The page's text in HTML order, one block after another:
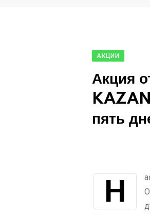
АКЦИИ
Акция
пять
Настала осень, а это значит, что пора готовиться к холодам и утепляться.